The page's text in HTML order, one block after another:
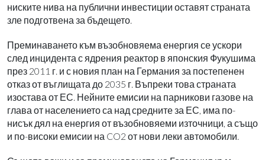
ниските нива на публични инвестиции оставят страната
зле подготвена за бъдещето.
Преминаването към възобновяема енергия се ускори
след инцидента с ядрения реактор в японския Фукушима
през 2011 г. и с новия план на Германия за постепенен
отказ от въглищата до 2035 г. Въпреки това страната
изостава от ЕС. Нейните емисии на парникови газове на
глава от населението са над средните за ЕС, има по-
нисък дял на енергия от възобновяеми източници, а също
и по-високи емисии на CO2 от нови леки автомобили.